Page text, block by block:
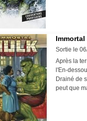
Immortal
Sortie le
Après la
l'En-
Drainé de
peut que